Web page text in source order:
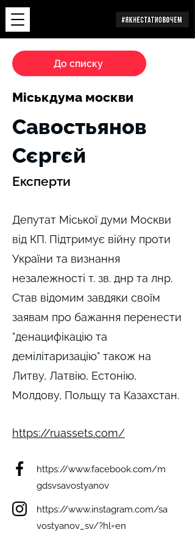
До списку
Міськдума москви
Експерти
Савостьянов
Сєргєй
Депутат Міської думи Москви
від КП. Підтримує війну проти
України та визнання
незалежності т. зв. днр та лнр.
Став відомим завдяки своїм
заявам про бажання перенести
"денацифікацію та
демілітаризацію" також на
Литву, Латвію, Естонію,
Молдову, Польщу та Казахстан.
https://ruassets.com/
https://www.facebook.com/m
gdsvsavostyanov
https://www.instagram.com/sa
vostyanov_sv/?hl=en